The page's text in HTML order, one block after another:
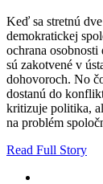
Keď sa stretnú
demokratickej
ochrana
sú zakotvené v
dohovoroch. No
dostanú do
kritizuje politika,
na problém
Read Full Story